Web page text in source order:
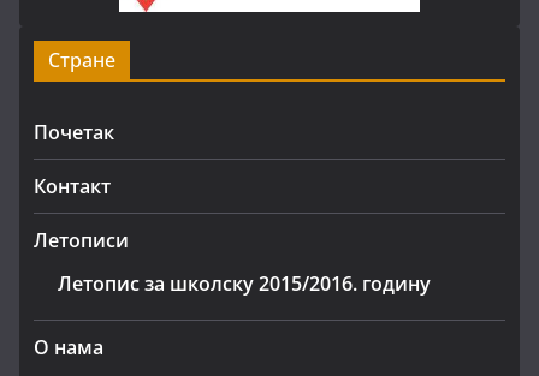
Стране
Почетак
Контакт
Летописи
Летопис за школску 2015/2016. годину
О нама